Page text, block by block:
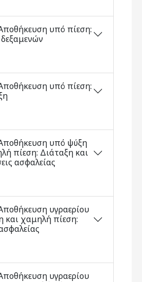
υπό πίεση:
υπό πίεση:
υπό ψύξη
πίεση: Διάταξη και
ασφαλείας
υγραερίου
και χαμηλή πίεση:
υγραερίου